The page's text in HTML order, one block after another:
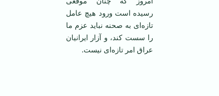
رسيده است ورود هيچ عامل
تازه‌ای به صحنه نبايد عزم ما
را سست کند، و آزار ايرانيان
عراق امر تازه‌ای نيست.